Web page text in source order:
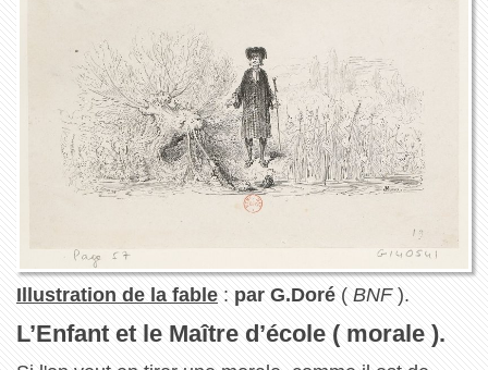
Illustration de la fable: par G.Doré ( BNF).
L’Enfant et le Maître d’école ( morale ).